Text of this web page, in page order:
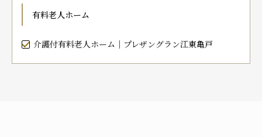
有料老人ホームとは
認知症のおはなし
小規模多機能型居宅介護とは
お問い合わせフォーム
有料老人ホーム
介護付有料老人ホーム｜プレザングラン江東亀戸